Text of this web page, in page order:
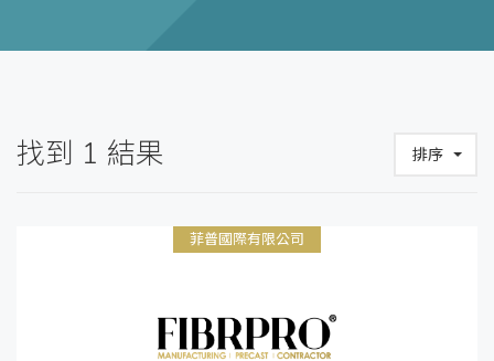
找到 1 結果 排序
菲普國際有限公司